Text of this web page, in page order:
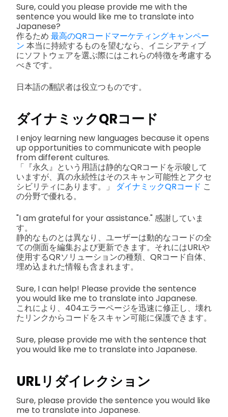
Sure, could you please provide me with the
sentence you would like me to translate into
Japanese?
作るため 最高のQRコードマーケティングキャンペー
ン 本当に持続するものを望むなら、イニシアティブ
にソフトウェアを選ぶ際にはこれらの特徴を考慮する
べきです。
日本語の翻訳者は役立つものです。
ダイナミックQRコード
I enjoy learning new languages because it opens
up opportunities to communicate with people
from different cultures.
「『永久』という用語は静的なQRコードを示唆して
いますが、真の永続性はそのスキャン可能性とアクセ
シビリティにあります。」 ダイナミックQRコード こ
の分野で優れる。
"I am grateful for your assistance." 感謝していま
す。
静的なものとは異なり、ユーザーは動的なコードの全
ての側面を編集および更新できます。それにはURLや
使用するQRソリューションの種類、QRコード自体、
埋め込まれた情報も含まれます。
Sure, I can help! Please provide the sentence
you would like me to translate into Japanese.
これにより、404エラーページを迅速に修正し、壊れ
たリンクからコードをスキャン可能に保護できます。
Sure, please provide me with the sentence that
you would like me to translate into Japanese.
URLリダイレクション
Sure, please provide the sentence you would like
me to translate into Japanese.